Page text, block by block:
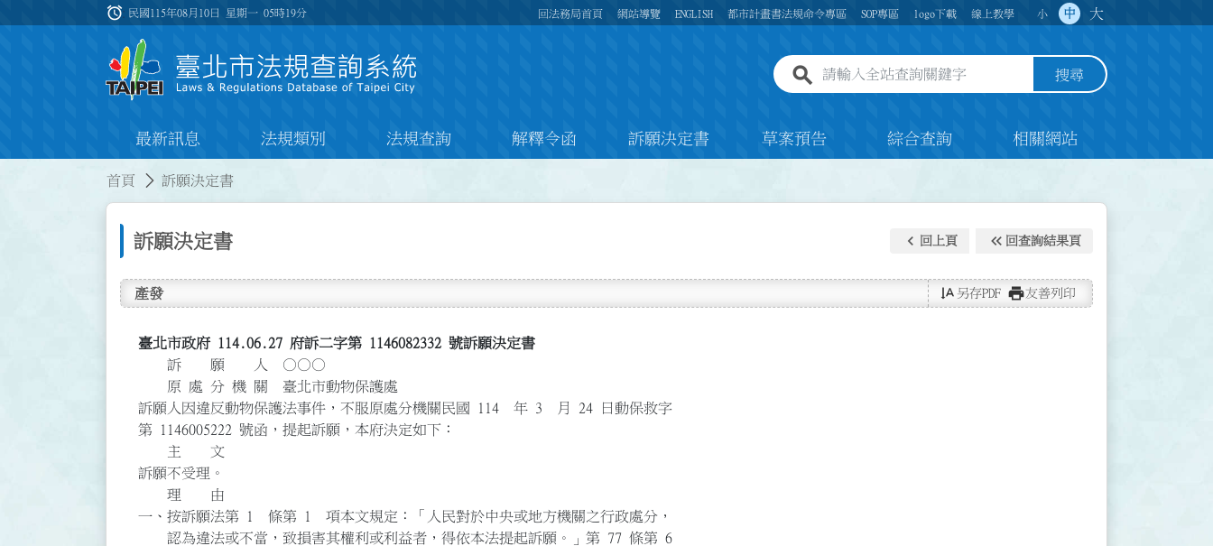
:::
alarm 民國115年08月10日 星期一05時19分 回法務局首頁 網站導覽 ENGLISH 都市計畫書法規命令專區 SOP專區 logo下載 線上教學 小 中 大
全站查詢關鍵字欄位 搜尋
最新訊息 法規類別 法規查詢 解釋令函 訴願決定書 草案預告 綜合查詢 相關網站
首頁 訴願決定書
訴願決定書 keyboard_arrow_left 回上頁 keyboard_double_arrow_left 回查詢結果頁
產發 text_rotate_vertical 另存PDF print友善列印
臺北市政府 114.06.27 府訴二字第 1146082332 號訴願決定書
訴 願 人 ○○○
原 處 分 機 關 臺北市動物保護處
訴願人因違反動物保護法事件，不服原處分機關民國 114 年 3 月 24 日動保救字
第 1146005222 號函，提起訴願，本府決定如下：
主 文
訴願不受理。
理 由
一、按訴願法第 1 條第 1 項本文規定：「人民對於中央或地方機關之行政處分，
認為違法或不當，致損害其權利或利益者，得依本法提起訴願。」第 77 條第 6